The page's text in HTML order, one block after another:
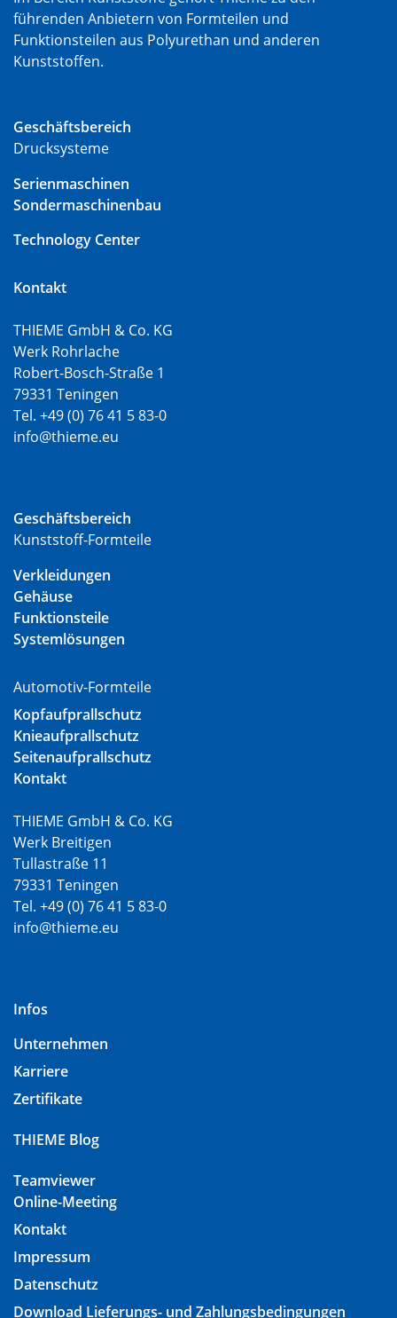
führenden Anbietern von Formteilen und
Funktionsteilen aus Polyurethan und anderen
Kunststoffen.
Geschäftsbereich
Drucksysteme
Serienmaschinen
Sondermaschinenbau
Technology Center
Kontakt
THIEME GmbH & Co. KG
Werk Rohrlache
Robert-Bosch-Straße 1
79331 Teningen
Tel. +49 (0) 76 41 5 83-0
info@thieme.eu
Geschäftsbereich
Kunststoff-Formteile
Verkleidungen
Gehäuse
Funktionsteile
Systemlösungen
Automotiv-Formteile
Kopfaufprallschutz
Knieaufprallschutz
Seitenaufprallschutz
Kontakt
THIEME GmbH & Co. KG
Werk Breitigen
Tullastraße 11
79331 Teningen
Tel. +49 (0) 76 41 5 83-0
info@thieme.eu
Infos
Unternehmen
Karriere
Zertifikate
THIEME Blog
Teamviewer
Online-Meeting
Kontakt
Impressum
Datenschutz
Download Lieferungs- und Zahlungsbedingungen